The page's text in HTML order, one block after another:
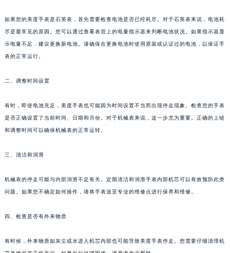
如果您的美度手表是石英表，首先需要检查电池是否已经耗尽。对于石英表来说，电池耗
尽是最常见的原因。您可以通过查看表背上的电量指示器来判断电池状况。如果指示器显
示电量不足，建议更换新电池。请确保在更换电池时使用原装或认证过的电池，以保证手
表的正常运行。
二、调整时间设置
有时，即使电池充足，美度手表也可能因为时间设置不当而出现停走现象。检查您的手表
是否正确设置了当前时间、日期和月份。对于机械表来说，这一步尤为重要。正确的上链
和调整时间可以确保机械表的正常运转。
三、清洁和润滑
机械表的停走可能与内部润滑不足有关。定期清洁和润滑手表内部机芯可以有效预防此类
问题。如果您不确定如何操作，请将手表送至专业的维修点进行保养和维修。
四、检查是否有外来物质
有时候，外来物质如灰尘或水进入机芯内部也可能导致美度手表停走。您需要仔细清理机